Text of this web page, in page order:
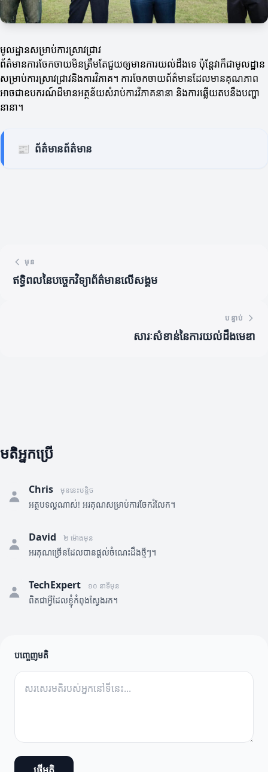
មូលដ្ឋានសម្រាប់ការស្រាវជ្រាវ
ព័ត៌មានការចែកចាយមិនត្រឹមតែជួយឲ្យមានការយល់ដឹងទេ ប៉ុន្តែវាក៏ជាមូលដ្ឋាន
សម្រាប់ការស្រាវជ្រាវនិងការវិភាគ។ ការចែកចាយព័ត៌មានដែលមានគុណភាព
អាចជា​ឧបករណ៍ដ៏មានអត្ថន័យសំរាប់ការវិភាគនានា និងការឆ្លើយតបនឹងបញ្ហា
នានា។
📰 ព័ត៌មានព័ត៌មាន
មុន
ឥទ្ធិពលនៃបច្ចេកវិទ្យាព័ត៌មានលើសង្គម
បន្ទាប់
សារៈសំខាន់នៃការយល់ដឹងមេឌា
មតិអ្នកប្រើ
Chris មុននេះបន្តិច
អត្ថបទល្អណាស់! អរគុណសម្រាប់ការចែករំលែក។
David ២ ម៉ោងមុន
អរគុណច្រើនដែលបានផ្តល់ចំណេះដឹងថ្មីៗ។
TechExpert ១០ នាទីមុន
ពិតជាអ្វីដែលខ្ញុំកំពុងស្វែងរក។
បញ្ចេញមតិ